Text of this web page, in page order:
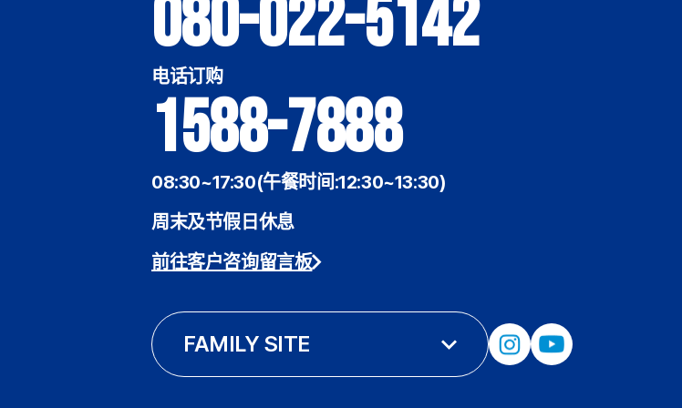
080-022-5142
电话订购
1588-7888
08:30~17:30(午餐时间:12:30~13:30)
周末及节假日休息
前往客户咨询留言板
FAMILY SITE